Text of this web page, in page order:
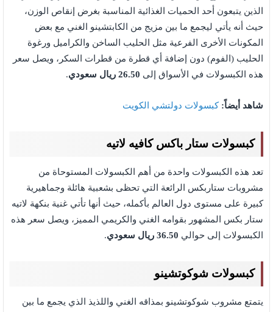
الذين يتبعون أحد الحميات الغذائية المناسبة بغرض إنقاص الوزن،
حيث أنه يأتي ليجمع ما بين مزيج من الكابتشينو الغني مع بعض
المكونات الأخرى الفرعية مثل الحليب الساخن والكراميل ورغوة
الحليب (الفوم) دون إضافة أي قطرة من قطرات السكر، ويصل سعر
هذه الكبسولات في الأسواق إلى 26.50 ريال سعودي .
شاهد أيضاً:كبسولات دولتشي الكويت
كبسولات ستار باكس كافيه لاتيه
تعد هذه الكبسولات واحدة من أهم الكبسولات المستوحاة من
مشروبات ستاربكس الرائعة التي تحظى بشعبية هائلة وجماهيرية
كبيرة على مستوى دول العالم بأكمله، حيث أنها تأتي غنية بنكهة لاتيه
ستار بكس المشهور بقوامه الغني والكريمي المميز، ويصل سعر هذه
الكبسولات إلى حوالي 36.50 ريال سعودي .
كبسولات شوكوتشينو
يتمتع مشروب شوكوتشينو بمذاقه الغني واللذيذ الذي يجمع ما بين